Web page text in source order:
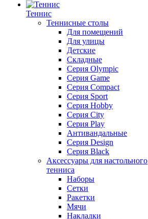
Теннис
Теннисные столы
Для помещений
Для улицы
Детские
Складные
Серия Olympic
Серия Game
Серия Compact
Серия Sport
Серия Hobby
Серия City
Серия Play
Антивандальные
Серия Design
Серия Black
Аксессуары для настольного
тенниса
Наборы
Сетки
Ракетки
Мячи
Накладки